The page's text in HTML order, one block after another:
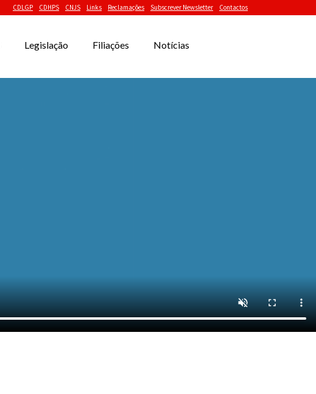
CDLGP CDHPS CNJS Links Reclamações Subscrever Newsletter Contactos
Legislação Filiações Notícias